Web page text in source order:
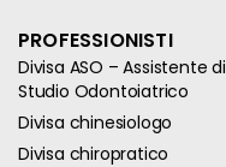
PROFESSIONISTI
Divisa ASO – Assistente di
Studio Odontoiatrico
Divisa chinesiologo
Divisa chiropratico